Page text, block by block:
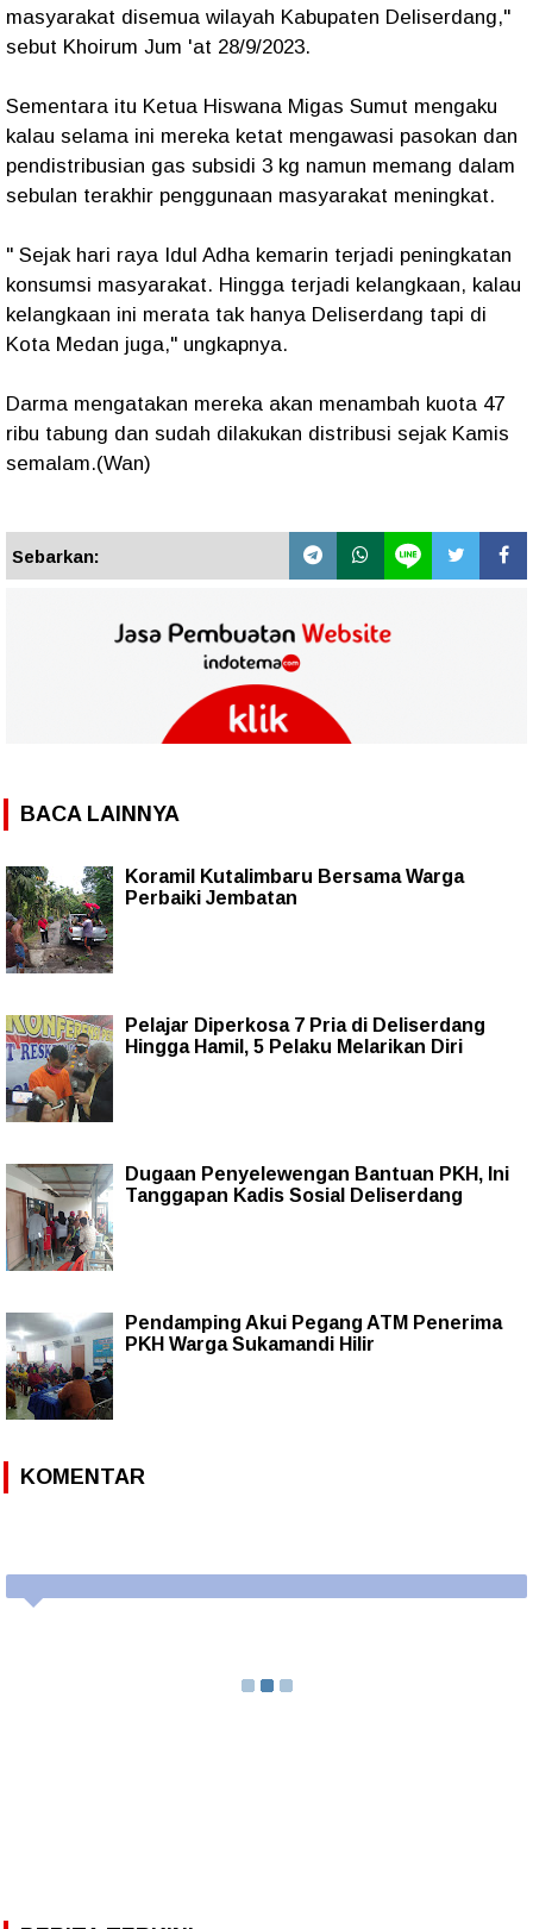
masyarakat disemua wilayah Kabupaten Deliserdang,"
sebut Khoirum Jum 'at 28/9/2023.
Sementara itu Ketua Hiswana Migas Sumut mengaku
kalau selama ini mereka ketat mengawasi pasokan dan
pendistribusian gas subsidi 3 kg namun memang dalam
sebulan terakhir penggunaan masyarakat meningkat.
" Sejak hari raya Idul Adha kemarin terjadi peningkatan
konsumsi masyarakat. Hingga terjadi kelangkaan, kalau
kelangkaan ini merata tak hanya Deliserdang tapi di
Kota Medan juga," ungkapnya.
Darma mengatakan mereka akan menambah kuota 47
ribu tabung dan sudah dilakukan distribusi sejak Kamis
semalam.(Wan)
Sebarkan:
BACA LAINNYA
Koramil Kutalimbaru Bersama Warga
Perbaiki Jembatan
Pelajar Diperkosa 7 Pria di Deliserdang
Hingga Hamil, 5 Pelaku Melarikan Diri
Dugaan Penyelewengan Bantuan PKH, Ini
Tanggapan Kadis Sosial Deliserdang
Pendamping Akui Pegang ATM Penerima
PKH Warga Sukamandi Hilir
KOMENTAR